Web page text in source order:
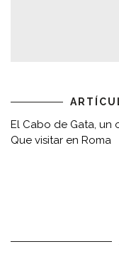
El Cabo de Gata, un
Que visitar en Roma